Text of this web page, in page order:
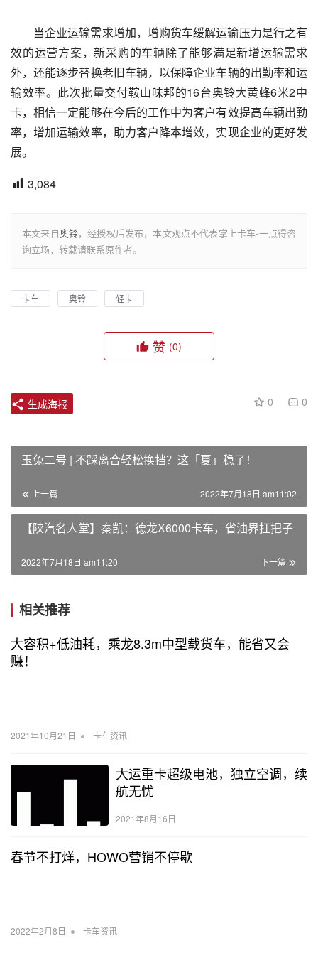
当企业运输需求增加，增购货车缓解运输压力是行之有
效的运营方案，新采购的车辆除了能够满足新增运输需求
外，还能逐步替换老旧车辆，以保障企业车辆的出勤率和运
输效率。此次批量交付鞍山味邦的16台奥铃大黄蜂6米2中
卡，相信一定能够在今后的工作中为客户有效提高车辆出勤
率，增加运输效率，助力客户降本增效，实现企业的更好发
展。
3,084
本文来自奥铃，经授权后发布，本文观点不代表掌上卡车-一点得咨
询立场，转载请联系原作者。
卡车 奥铃 轻卡
赞 (0)
0 0
生成海报
玉兔二号 | 不踩离合轻松换挡？这「夏」稳了！
上一篇 2022年7月18日 am11:02
【陕汽名人堂】秦凯：德龙X6000卡车，省油界扛把子
下一篇
2022年7月18日 am11:20
相关推荐
大容积+低油耗，乘龙8.3m中型载货车，能省又会
赚！
2021年10月21日 • 卡车资讯
大运重卡超级电池，独立空调，续
航无忧
2021年8月16日
春节不打烊，HOWO营销不停歇
2022年2月8日 • 卡车资讯